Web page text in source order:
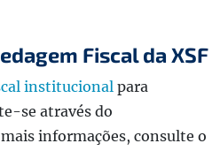
Fiscal da XSF
institucional para
se através do
mais informações, consulte o